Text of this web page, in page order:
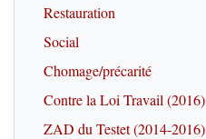
Restauration
Social
Chomage/précarité
Contre la Loi Travail (2016)
ZAD du Testet (2014-2016)